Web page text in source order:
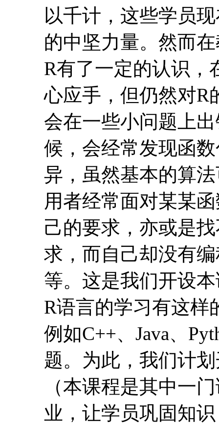
以千计，这些学员
的中坚力量。然而
R有了一定的认识，
心应手，但仍然对R
会在一些小问题上
候，会经常发现函
异，虽然基本的算
用者经常面对某某
己的要求，亦或是
求，而自己却没有
等。这是我们开设
R语言的学习有这样
例如C++、Java、
题。为此，我们计
（本课程是其中一
业，让学员巩固知